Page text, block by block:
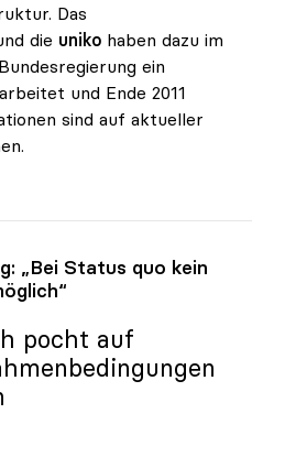
Das
die uniko haben dazu im
ein
und Ende 2011
sind auf aktueller
muss zu besserer
„Bei Status quo kein
pocht auf